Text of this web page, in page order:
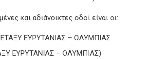
και αδιάνοικτες οδοί είναι οι:
ΕΥΡΥΤΑΝΙΑΣ – ΟΛΥΜΠΙΑΣ
ΕΥΡΥΤΑΝΙΑΣ – ΟΛΥΜΠΙΑΣ)